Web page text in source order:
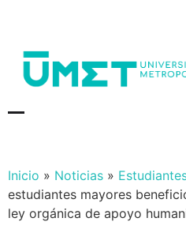
Inicio » Noticias »
estudiantes mayores
ley orgánica de apoyo